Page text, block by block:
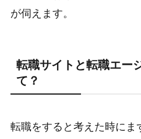
が伺えます。
転職サイトと転職エー
て？
転職をすると考えた時にま